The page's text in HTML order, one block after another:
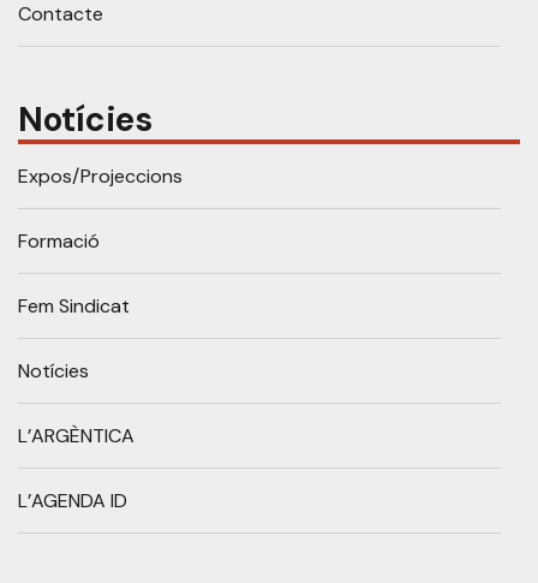
Contacte
Notícies
Expos/Projeccions
Formació
Fem Sindicat
Notícies
L’ARGÈNTICA
L’AGENDA ID